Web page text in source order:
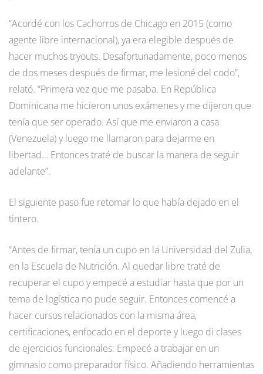
“Acordé con los Cachorros de Chicago en 2015 (como
agente libre internacional), ya era elegible después de
hacer muchos tryouts. Desafortunadamente, poco menos
de dos meses después de firmar, me lesioné del codo”,
relató. “Primera vez que me pasaba. En República
Dominicana me hicieron unos exámenes y me dijeron que
tenía que ser operado. Así que me enviaron a casa
(Venezuela) y luego me llamaron para dejarme en
libertad… Entonces traté de buscar la manera de seguir
adelante”.
El siguiente paso fue retomar lo que había dejado en el
tintero.
“Antes de firmar, tenía un cupo en la Universidad del Zulia,
en la Escuela de Nutrición. Al quedar libre traté de
recuperar el cupo y empecé a estudiar hasta que por un
tema de logística no pude seguir. Entonces comencé a
hacer cursos relacionados con la misma área,
certificaciones, enfocado en el deporte y luego di clases
de ejercicios funcionales: Empecé a trabajar en un
gimnasio como preparador físico. Añadiendo herramientas